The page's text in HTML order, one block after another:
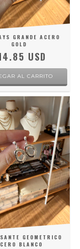
GRANDE ACERO
GOLD
USD
GEOMETRICO
BLANCO